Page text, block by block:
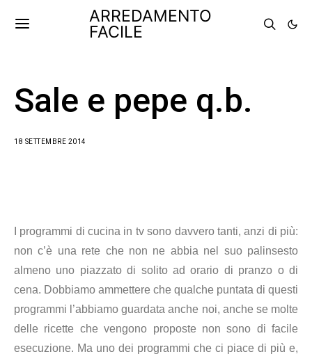
ARREDAMENTO
FACILE
Sale e pepe q.b.
18 SETTEMBRE 2014
I programmi di cucina in tv sono davvero tanti, anzi di più:
non c’è una rete che non ne abbia nel suo palinsesto
almeno uno piazzato di solito ad orario di pranzo o di
cena. Dobbiamo ammettere che qualche puntata di questi
programmi l’abbiamo guardata anche noi, anche se molte
delle ricette che vengono proposte non sono di facile
esecuzione. Ma uno dei programmi che ci piace di più e,